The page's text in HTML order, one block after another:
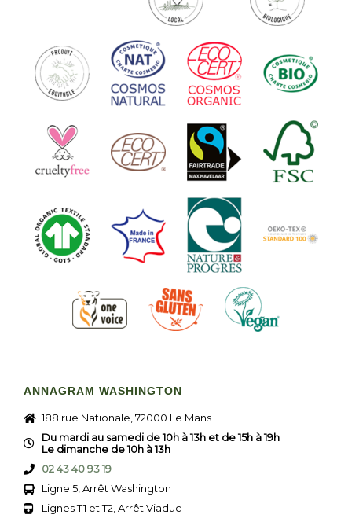
ANNAGRAM WASHINGTON
188 rue Nationale, 72000 Le Mans
Du mardi au samedi de 10h à 13h et de 15h à 19h
Le dimanche de 10h à 13h
02 43 40 93 19
Ligne 5, Arrêt Washington
Lignes T1 et T2, Arrêt Viaduc